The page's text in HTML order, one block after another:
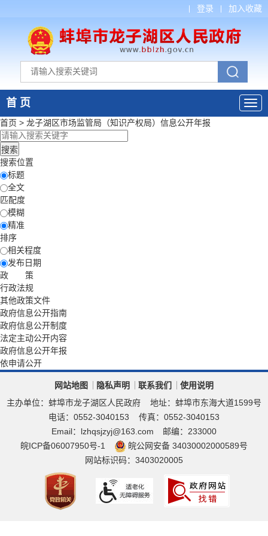
登录 加入收藏
首 页
首页 > 龙子湖区市场监管局（知识产权局） 信息公开年报
搜索位置
标题
全文
匹配度
模糊
精准
排序
相关程度
发布日期
政 策
行政法规
其他政策文件
政府信息公开指南
政府信息公开制度
法定主动公开内容
政府信息公开年报
依申请公开
网站地图 隐私声明 联系我们
使用说明
主办单位：蚌埠市龙子湖区人民政府
地址：蚌埠市东海大道1599号
电话：0552-3040153
传真：0552-3040153
Email：lzhqsjzyj@163.com
邮编：233000
皖ICP备06007950号-1
皖公网安备 34030002000589号
网站标识码：3403020005